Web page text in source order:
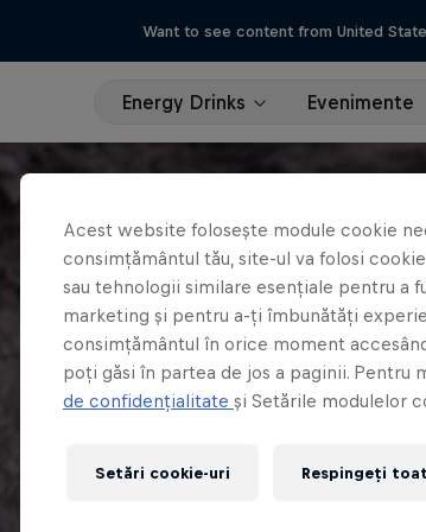
Want to see content from United
Energy Drinks Evenimente
Acest website folosește module cookie
consimțământul tău, site-ul va folosi
sau tehnologii similare esențiale pentru a
marketing și pentru a-ți îmbunătăți
consimțământul în orice moment
poți găsi în partea de jos a paginii. Pentru
de confidențialitate și Setările modulelor
Setări cookie-uri Respingeți